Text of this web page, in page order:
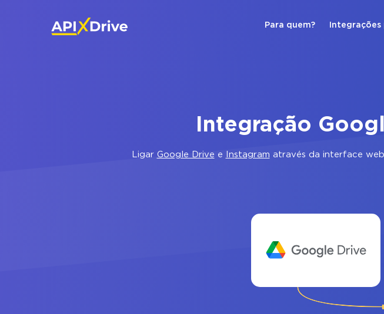
Para quem?
Integração
Ligar Google Drive e Instagram através da interface web